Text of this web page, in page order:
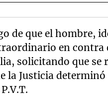
de que el hombre,
en contra
solicitando que se
la Justicia determinó